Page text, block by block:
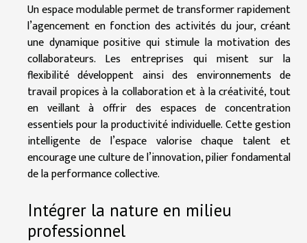
Un espace modulable permet de transformer rapidement
l’agencement en fonction des activités du jour, créant
une dynamique positive qui stimule la motivation des
collaborateurs. Les entreprises qui misent sur la
flexibilité développent ainsi des environnements de
travail propices à la collaboration et à la créativité, tout
en veillant à offrir des espaces de concentration
essentiels pour la productivité individuelle. Cette gestion
intelligente de l’espace valorise chaque talent et
encourage une culture de l’innovation, pilier fondamental
de la performance collective.
Intégrer la nature en milieu
professionnel